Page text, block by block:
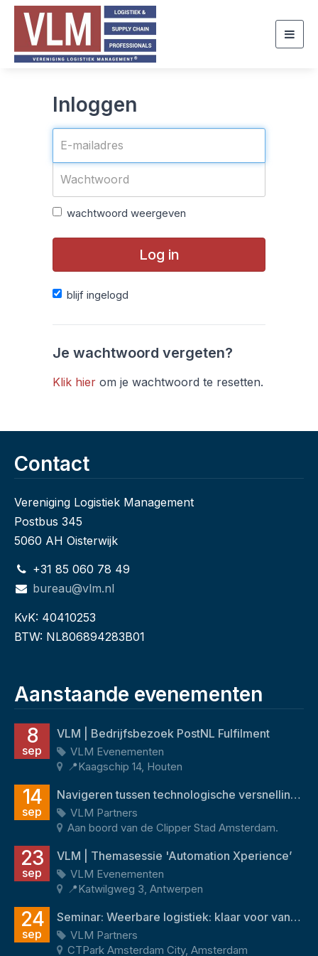
Inloggen
wachtwoord weergeven
Log in
blijf ingelogd
Je wachtwoord vergeten?
Klik hier om je wachtwoord te resetten.
Contact
Vereniging Logistiek Management
Postbus 345
5060 AH Oisterwijk
+31 85 060 78 49
bureau@vlm.nl
KvK: 40410253
BTW: NL806894283B01
Aanstaande evenementen
8
sep
VLM | Bedrijfsbezoek PostNL Fulfilment
VLM Evenementen
📍Kaagschip 14, Houten
14
sep
Navigeren tussen technologische versnelling en menselijk potentieel
VLM Partners
Aan boord van de Clipper Stad Amsterdam.
23
sep
VLM | Themasessie 'Automation Xperience’
VLM Evenementen
📍Katwilgweg 3, Antwerpen
24
sep
Seminar: Weerbare logistiek: klaar voor vandaag én morgen
VLM Partners
CTPark Amsterdam City, Amsterdam